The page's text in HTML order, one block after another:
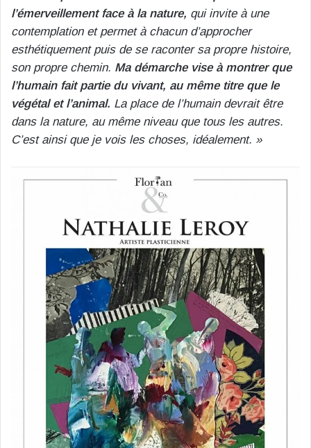
l’émerveillement face à la nature, qui invite à une
contemplation et permet à chacun d’approcher
esthétiquement puis de se raconter sa propre histoire,
son propre chemin. Ma démarche vise à montrer que
l’humain fait partie du vivant, au même titre que le
végétal et l’animal. La place de l’humain devrait être
dans la nature, au même niveau que tous les autres.
C’est ainsi que je vois les choses, idéalement. »